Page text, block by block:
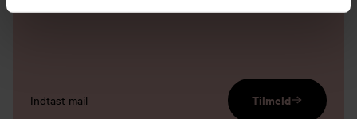
email input Tilmeld